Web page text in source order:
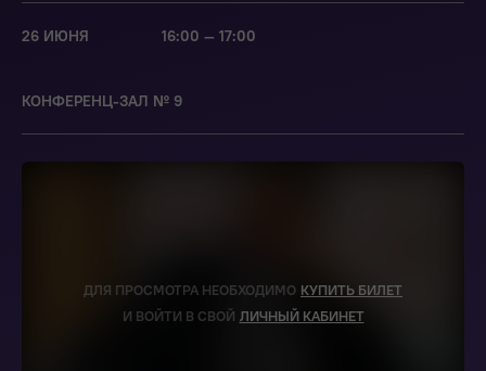
26 ИЮНЯ 16:00 — 17:00
КОНФЕРЕНЦ-ЗАЛ № 9
ДЛЯ ПРОСМОТРА НЕОБХОДИМО КУПИТЬ БИЛЕТ
И ВОЙТИ В СВОЙ ЛИЧНЫЙ КАБИНЕТ
КОНТАКТЫ
САЙТ КЛУБА ЕОФ